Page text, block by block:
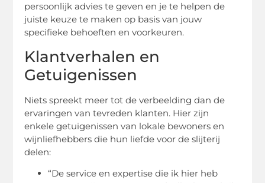
persoonlijk advies te geven en je te helpen de
juiste keuze te maken op basis van jouw
specifieke behoeften en voorkeuren.
Klantverhalen en
Getuigenissen
Niets spreekt meer tot de verbeelding dan de
ervaringen van tevreden klanten. Hier zijn
enkele getuigenissen van lokale bewoners en
wijnliefhebbers die hun liefde voor de slijterij
delen:
“De service en expertise die ik hier heb